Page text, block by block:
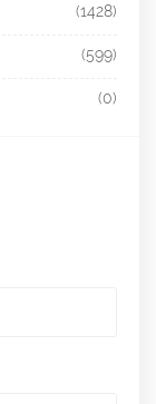
(1428)
(599)
(0)